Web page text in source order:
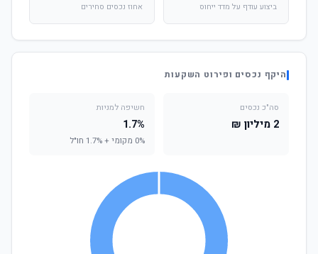
ביצוע עודף על מדד ייחוס אחוז נכסים סחירים
היקף נכסים ופירוט השקעות
סה"כ נכסים
2 מיליון ₪
חשיפה למניות
1.7%
0% מקומי + 1.7% חו"ל